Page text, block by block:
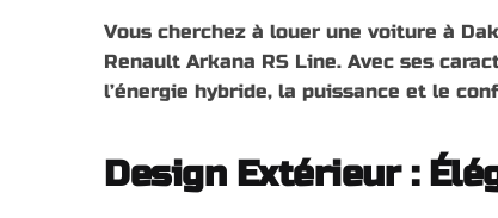
Vous cherchez à louer une voiture à
Renault Arkana RS Line. Avec ses
l’énergie hybride, la puissance et le
Design Extérieur :